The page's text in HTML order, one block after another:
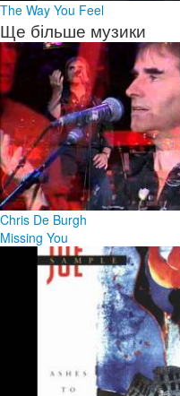
The Way You Feel
Ще більше музики
Chris De Burgh
Missing You